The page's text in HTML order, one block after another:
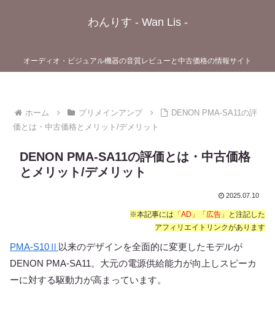
わんりす - Wan Lis -
オーディオ・ビジュアル機器の音質レビューと中古価格の情報サイト
ホーム プリメインアンプ
DENON PMA-SA11の評
価とは・中古価格とメリット/デメリット
DENON PMA-SA11の評価とは・中古価格
とメリット/デメリット
2025.07.10
※本記事には 「AD」「広告」
と注記した
アフィリエイトリンクがあります
PMA-S10Ⅱ 以来のデザインを全面的に変更したモデルが
DENON PMA-SA11。大元の電源供給能力が向上しスピーカ
ーに対する駆動力が高まっています。